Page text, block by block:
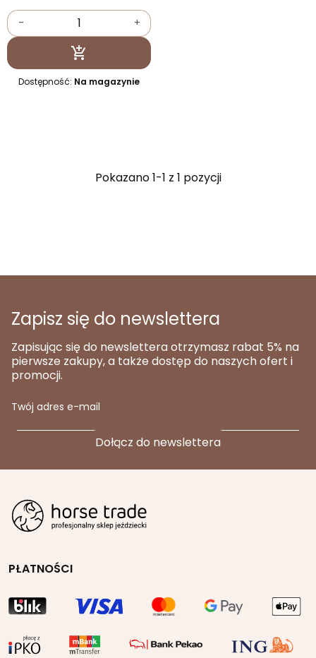
- +
 Dodaj do koszyka
Dostępność: Na magazynie
Pokazano 1-1 z 1 pozycji
Zapisz się do newslettera
Zapisując się do newslettera otrzymasz rabat 5% na
pierwsze zakupy, a także dostęp do naszych ofert i
promocji.
Twój adres e-mail
PŁATNOŚCI